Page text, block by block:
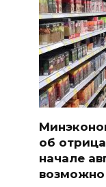
об
начале
возможно